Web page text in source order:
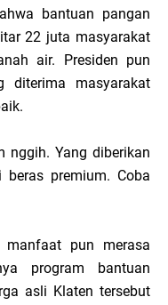
bantuan pangan
22 juta masyarakat
air. Presiden pun
diterima masyarakat
nggih. Yang diberikan
premium. Coba
manfaat pun merasa
program bantuan
asli Klaten tersebut